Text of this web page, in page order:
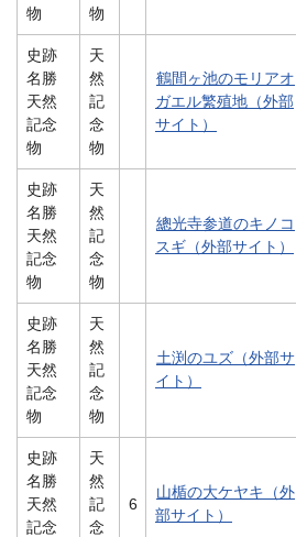
物
物
史跡
名勝
天然
記念
物
天
然
記
念
物
鶴間ヶ池のモリアオ
ガエル繁殖地（外部
サイト）
史跡
名勝
天然
記念
物
天
然
記
念
物
總光寺参道のキノコ
スギ（外部サイト）
史跡
名勝
天然
記念
物
天
然
記
念
物
土渕のユズ（外部サ
イト）
史跡
名勝
天然
記念
天
然
記
念
6
山楯の大ケヤキ（外
部サイト）